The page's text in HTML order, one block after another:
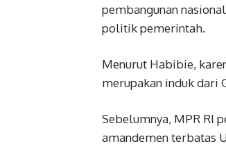
pembangunan
politik pemerintah.
Menurut Habibie,
merupakan induk dari
Sebelumnya, MPR RI
amandemen terbatas